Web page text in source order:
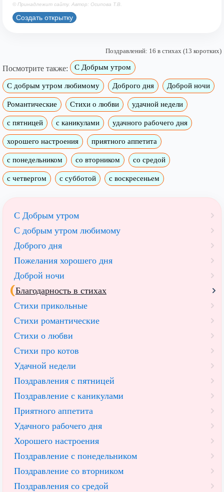
© Принадлежит сайту. Автор: Осипова Т.В.
Создать открытку
Поздравлений: 16 в стихах (13 коротких)
Посмотрите также: С Добрым утром
C добрым утром любимому Доброго дня Доброй ночи
Романтические Стихи о любви удачной недели
c пятницей с каникулами удачного рабочего дня
хорошего настроения приятного аппетита
с понедельником со вторником со средой
с четвергом с субботой с воскресеньем
С Добрым утром
C добрым утром любимому
Доброго дня
Пожелания хорошего дня
Доброй ночи
Благодарность в стихах
Стихи прикольные
Стихи романтические
Стихи о любви
Стихи про котов
Удачной недели
Поздравления с пятницей
Поздравление с каникулами
Приятного аппетита
Удачного рабочего дня
Хорошего настроения
Поздравление с понедельником
Поздравление со вторником
Поздравления со средой